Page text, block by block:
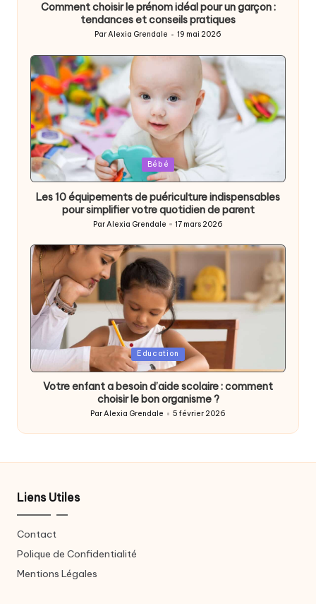
Comment choisir le prénom idéal pour un garçon :
tendances et conseils pratiques
ParAlexia Grendale 19 mai 2026
Posted
in
Bébé
Les 10 équipements de puériculture indispensables
pour simplifier votre quotidien de parent
Posted
ParAlexia Grendale 17 mars 2026
Posted
in
Education
Votre enfant a besoin d’aide scolaire : comment
choisir le bon organisme ?
Posted
by
ParAlexia Grendale 5 février 2026
Liens Utiles
Contact
Polique de Confidentialité
Mentions Légales